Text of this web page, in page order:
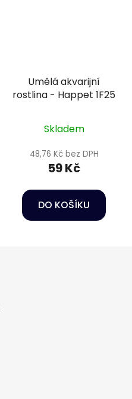
Umělá akvarijní
rostlina - Happet 1F25
Skladem
48,76 Kč bez DPH
59 Kč
DO KOŠÍKU